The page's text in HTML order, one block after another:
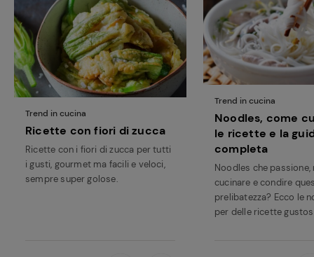
Trend in cucina
Ricette con fiori di zucca
Ricette con i fiori di zucca per tutti
i gusti, gourmet ma facili e veloci,
sempre super golose.
Trend in cucina
Noodles, come
le ricette e la
completa
Noodles che passione,
cucinare e condire
prelibatezza? Ecco le
per delle ricette